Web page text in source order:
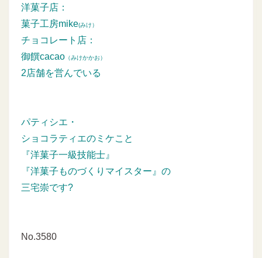
洋菓子店：
菓子工房mike(みけ）
チョコレート店：
御饌cacao （みけかかお）
2店舗を営んでいる
パティシエ・
ショコラティエのミケこと
『洋菓子一級技能士』
『洋菓子ものづくりマイスター』の
三宅崇です?
No.3580